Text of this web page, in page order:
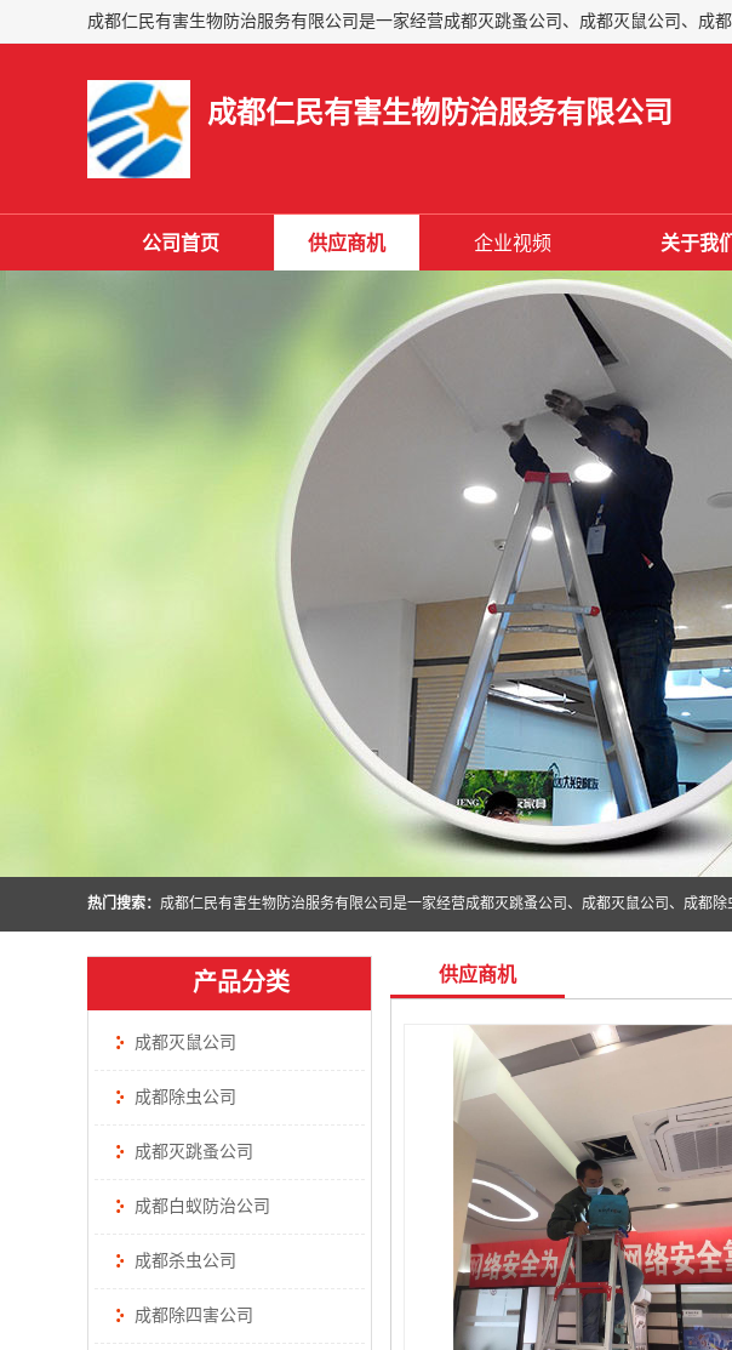
成都仁民有害生物防治服务有限公司
公司首页 供应商机 企业视频 关于我们
热门搜索：
产品分类
成都灭鼠公司
成都除虫公司
成都灭跳蚤公司
成都白蚁防治公司
成都杀虫公司
成都除四害公司
供应商机